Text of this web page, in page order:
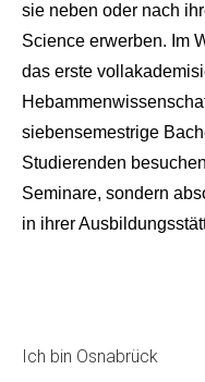
sie neben oder nach
Science erwerben. Im
das erste
siebensemestrige
Studierenden
Seminare, sondern
in ihrer
Ich bin Osnabrück